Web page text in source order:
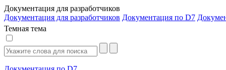
Документация для разработчиков
Документация для разработчиков Документация по D7
Темная тема